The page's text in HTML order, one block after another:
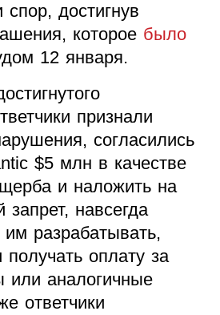
спор, достигнув
которое было
12 января.
признали
согласились
$5 млн в качестве
и наложить на
навсегда
разрабатывать,
получать оплату за
или аналогичные
ответчики